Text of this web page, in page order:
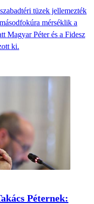
tüzek jellemezték
mérséklik a
Magyar Péter és a Fidesz
ki.
Péternek: